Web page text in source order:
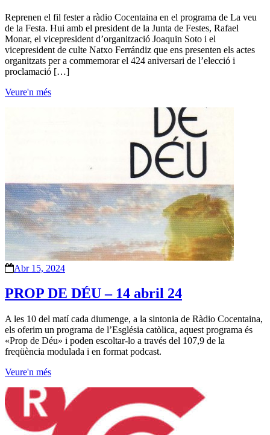
Reprenen el fil fester a ràdio Cocentaina en el programa de La veu
de la Festa. Hui amb el president de la Junta de Festes, Rafael
Monar, el vicepresident d’organització Joaquin Soto i el
vicepresident de culte Natxo Ferrándiz que ens presenten els actes
organitzats per a commemorar el 424 aniversari de l’elecció i
proclamació […]
Veure'n més
Abr 15, 2024
PROP DE DÉU – 14 abril 24
A les 10 del matí cada diumenge, a la sintonia de Ràdio Cocentaina,
els oferim un programa de l’Església catòlica, aquest programa és
«Prop de Déu» i poden escoltar-lo a través del 107,9 de la
freqüència modulada i en format podcast.
Veure'n més